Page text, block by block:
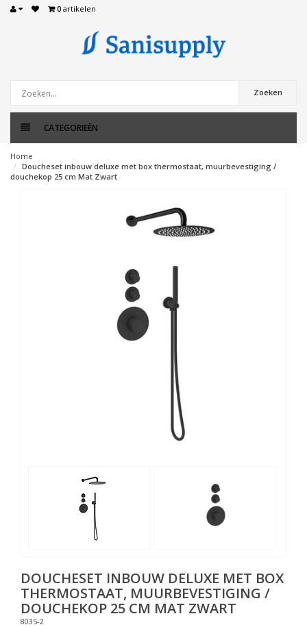
0 artikelen
Zoeken
CATEGORIEËN
Home
Doucheset inbouw deluxe met box thermostaat, muurbevestiging /
douchekop 25 cm Mat Zwart
DOUCHESET INBOUW DELUXE MET BOX
THERMOSTAAT, MUURBEVESTIGING /
DOUCHEKOP 25 CM MAT ZWART
8035-2